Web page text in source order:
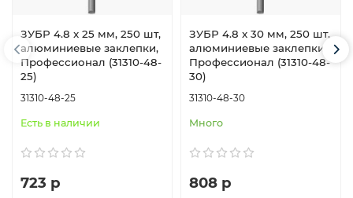
ЗУБР 4.8 x 25 мм, 250 шт,
алюминиевые заклепки,
Профессионал (31310-48-
25)
31310-48-25
Есть в наличии
723 р
ЗУБР 4.8 x 30 мм, 250 шт,
алюминиевые заклепки,
Профессионал (31310-48-
30)
31310-48-30
Много
808 р